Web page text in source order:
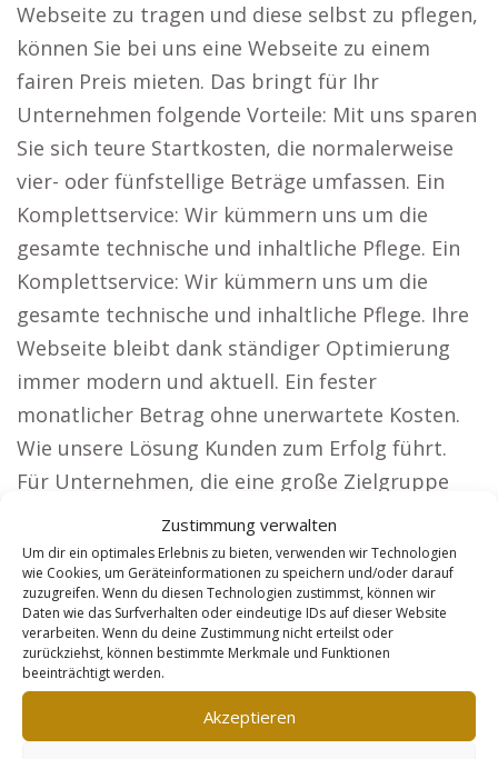
Zustimmung verwalten
Um dir ein optimales Erlebnis zu bieten, verwenden wir Technologien
wie Cookies, um Geräteinformationen zu speichern und/oder darauf
zuzugreifen. Wenn du diesen Technologien zustimmst, können wir
Daten wie das Surfverhalten oder eindeutige IDs auf dieser Website
verarbeiten. Wenn du deine Zustimmung nicht erteilst oder
zurückziehst, können bestimmte Merkmale und Funktionen
beeinträchtigt werden.
Akzeptieren
Webseite zu tragen und diese selbst zu pflegen,
können Sie bei uns eine Webseite zu einem
fairen Preis mieten. Das bringt für Ihr
Unternehmen folgende Vorteile: Mit uns sparen
Sie sich teure Startkosten, die normalerweise
vier- oder fünfstellige Beträge umfassen. Ein
Komplettservice: Wir kümmern uns um die
gesamte technische und inhaltliche Pflege. Ein
Komplettservice: Wir kümmern uns um die
gesamte technische und inhaltliche Pflege. Ihre
Webseite bleibt dank ständiger Optimierung
immer modern und aktuell. Ein fester
monatlicher Betrag ohne unerwartete Kosten.
Wie unsere Lösung Kunden zum Erfolg führt.
Für Unternehmen, die eine große Zielgruppe
erreichen möchten, sind unsere Webseiten
ideal, wie zum Beispiel: Rechtsanwälte: Sorgen
Sie für eine deutschlandweite Präsenz und
ziehen Sie neue Klienten an. Präsentieren Sie
Ihre Bauprojekte und gewinnen Sie als Architekt
neue Kunden.
Steuerberater: Präsentieren Sie Ihre steuerliche